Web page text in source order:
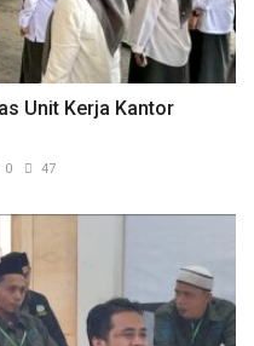
Unit Kerja Kantor
0 47